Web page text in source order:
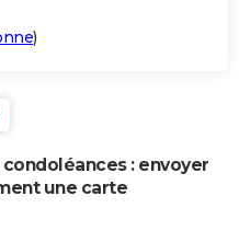
)
: envoyer
une carte